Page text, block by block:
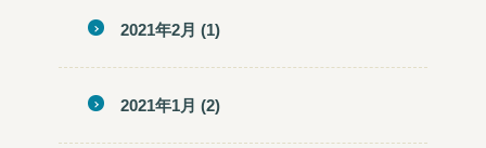
2021年2月 (1)
2021年1月 (2)